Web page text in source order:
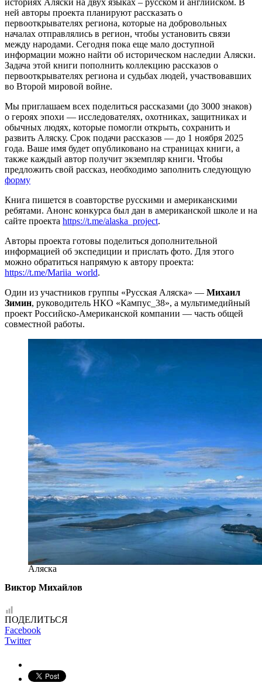
ней авторы проекта планируют рассказать о
первооткрывателях региона, которые на добровольных
началах отправлялись в регион, чтобы установить связи
между народами. Сегодня пока еще мало доступной
информации можно найти об историческом наследии Аляски.
Задача этой книги пополнить коллекцию рассказов о
первооткрывателях региона и судьбах людей, участвовавших
во Второй мировой войне.
Мы приглашаем всех поделиться рассказами (до 3000 знаков)
о героях эпохи — исследователях, охотниках, защитниках и
обычных людях, которые помогли открыть, сохранить и
развить Аляску. Срок подачи рассказов — до 1 ноября 2025
года. Ваше имя будет опубликовано на страницах книги, а
также каждый автор получит экземпляр книги. Чтобы
предложить свой рассказ, необходимо заполнить следующую
форму
Книга пишется в соавторстве русскими и американскими
ребятами. Анонс конкурса был дан в американской школе и на
сайте проекта https://t.me/alaska_project.
Авторы проекта готовы поделиться дополнительной
информацией об экспедиции и прислать фото. Для этого
можно обратиться напрямую к автору проекта:
https://t.me/Mariia_world.
Один из участников группы «Русская Аляска» — Михаил
Зимин, руководитель НКО «Кампус_38», а мультимедийный
проект Российско-Американской компании — часть общей
совместной работы.
Аляска
Виктор Михайлов
ПОДЕЛИТЬСЯ
Facebook
Twitter